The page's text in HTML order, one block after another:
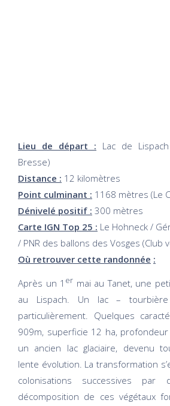
Lieu de départ : Lac de
Bresse)
Distance : 12 kilomètres
Point culminant : 1168 mètres (Le
Dénivelé positif : 300 mètres
Carte IGN Top 25 : Le Hohneck /
/ PNR des ballons des Vosges (Club
Où retrouver cette randonnée :
Après un 1 er mai au Tanet, une
au Lispach. Un lac – tourbière
particulièrement. Quelques
909m, superficie 12 ha,
un ancien lac glaciaire, devenu
lente évolution. La transformation
colonisations successives par
décomposition de ces végétaux